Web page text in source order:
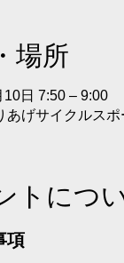
場所
10日 7:50 – 9:00
あげサイクルス
トにつ
項